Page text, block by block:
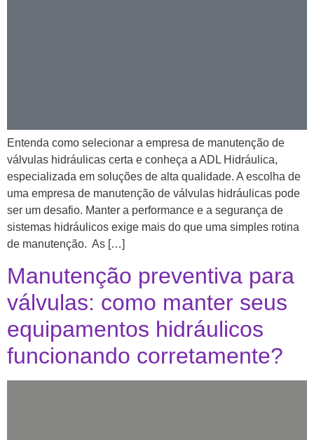
Entenda como selecionar a empresa de manutenção de
válvulas hidráulicas certa e conheça a ADL Hidráulica,
especializada em soluções de alta qualidade. A escolha de
uma empresa de manutenção de válvulas hidráulicas pode
ser um desafio. Manter a performance e a segurança de
sistemas hidráulicos exige mais do que uma simples rotina
de manutenção. As […]
Manutenção preventiva para
válvulas: como manter seus
equipamentos hidráulicos
funcionando corretamente?